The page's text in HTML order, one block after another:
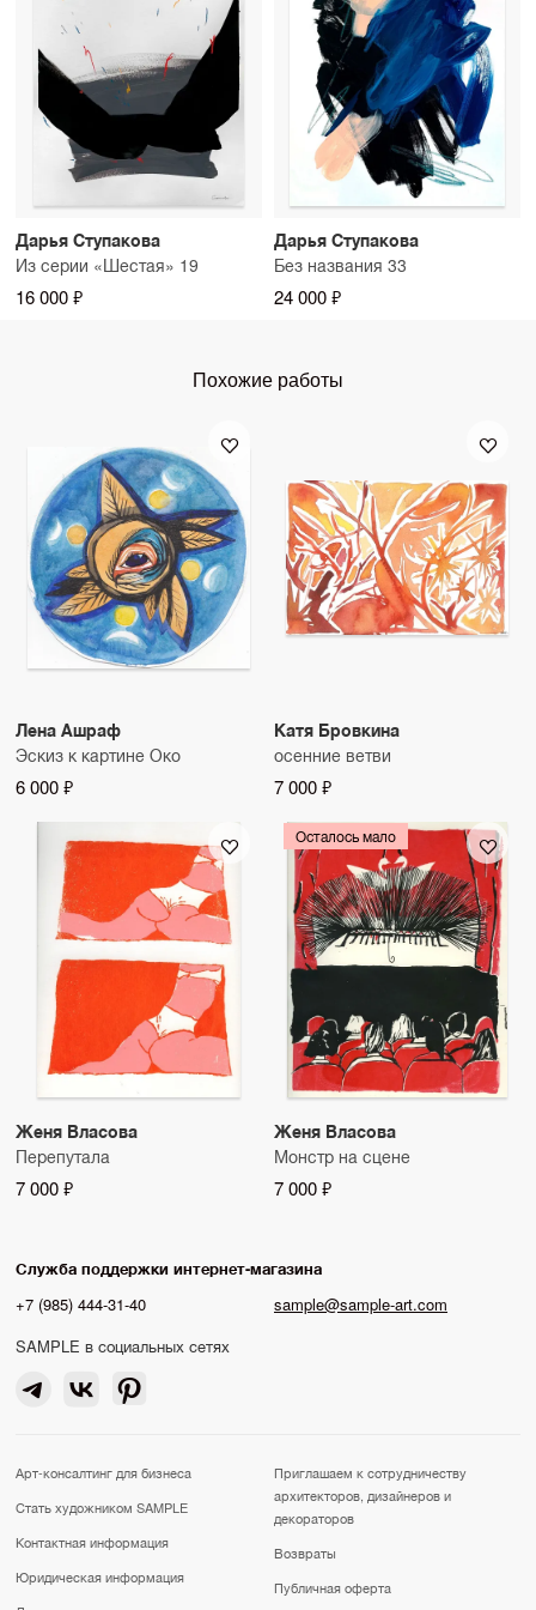
Дарья Ступакова
Из серии «Шестая» 19
16 000 ₽
Дарья Ступакова
Без названия 33
24 000 ₽
Похожие работы
Лена Ашраф
Эскиз к картине Око
6 000 ₽
Катя Бровкина
осенние ветви
7 000 ₽
Женя Власова
Перепутала
7 000 ₽
Осталось мало
Женя Власова
Монстр на сцене
7 000 ₽
Служба поддержки интернет-магазина
+7 (985) 444-31-40
sample@sample-art.com
SAMPLE в социальных сетях
Арт-консалтинг для бизнеса
Стать художником SAMPLE
Контактная информация
Юридическая информация
Приглашаем к сотрудничеству
архитекторов, дизайнеров и
декораторов
Возвраты
Публичная оферта